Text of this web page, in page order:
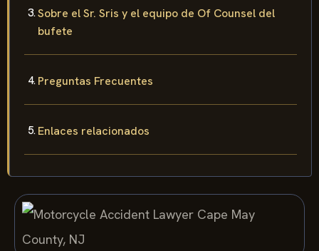
Sobre el Sr. Sris y el equipo de Of Counsel del
bufete
Preguntas Frecuentes
Enlaces relacionados